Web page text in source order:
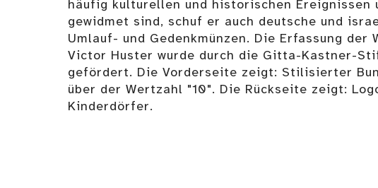
häufig kulturellen und historischen Ereignissen
gewidmet sind, schuf er auch deutsche und
Umlauf- und Gedenkmünzen. Die Erfassung der
Victor Huster wurde durch die Gitta-Kastner-
gefördert. Die Vorderseite zeigt: Stilisierter
über der Wertzahl "10". Die Rückseite zeigt:
Kinderdörfer.